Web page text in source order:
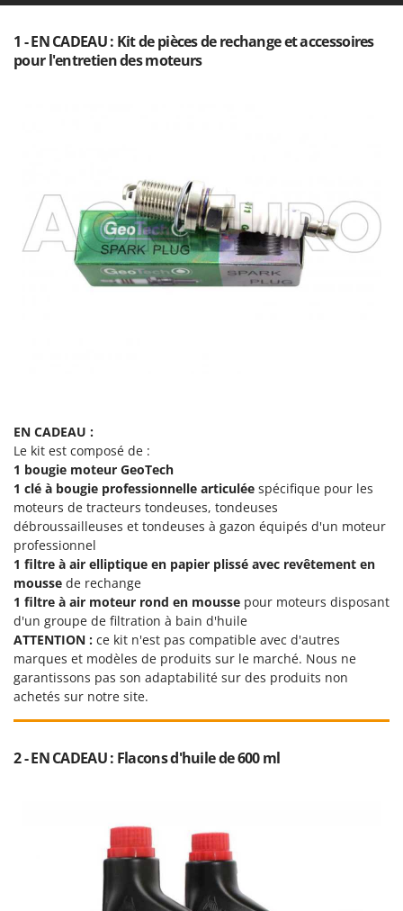
1 - EN CADEAU : Kit de pièces de rechange et accessoires
pour l'entretien des moteurs
EN CADEAU :
Le kit est composé de :
1 bougie moteur GeoTech
1 clé à bougie professionnelle articulée spécifique pour les
moteurs de tracteurs tondeuses, tondeuses
débroussailleuses et tondeuses à gazon équipés d'un moteur
professionnel
1 filtre à air elliptique en papier plissé avec revêtement en
mousse de rechange
1 filtre à air moteur rond en mousse pour moteurs disposant
d'un groupe de filtration à bain d'huile
ATTENTION : ce kit n'est pas compatible avec d'autres
marques et modèles de produits sur le marché. Nous ne
garantissons pas son adaptabilité sur des produits non
achetés sur notre site.
2 - EN CADEAU : Flacons d'huile de 600 ml